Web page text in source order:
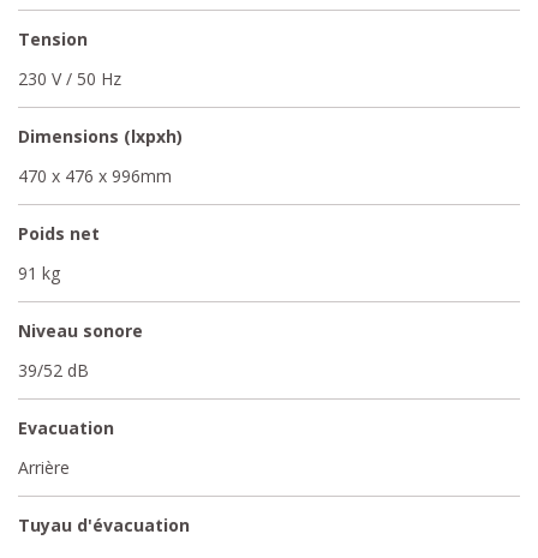
Tension
230 V / 50 Hz
Dimensions (lxpxh)
470 x 476 x 996mm
Poids net
91 kg
Niveau sonore
39/52 dB
Evacuation
Arrière
Tuyau d'évacuation